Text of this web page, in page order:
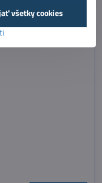
všetky cookies